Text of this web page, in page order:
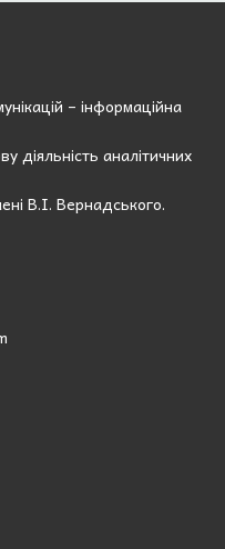
– інформаційна
діяльність аналітичних
В.І. Вернадського.